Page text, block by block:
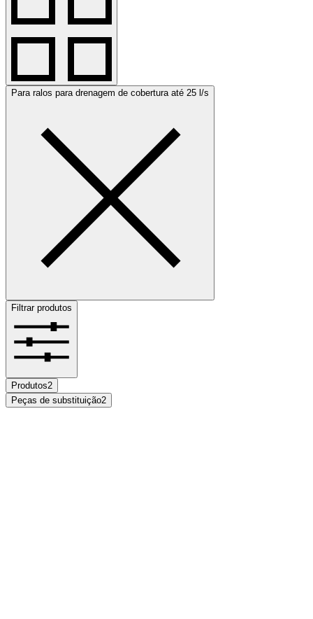
Para ralos para drenagem de cobertura até 25 l/s
Filtrar produtos
Produtos2
Peças de substituição2